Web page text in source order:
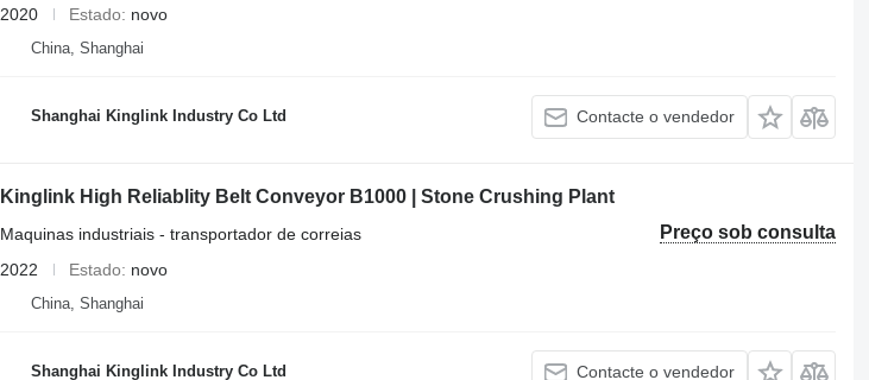
2020
Estado novo
China, Shanghai
Shanghai Kinglink Industry Co Ltd Contacte o vendedor
Kinglink High Reliablity Belt Conveyor B1000 | Stone Crushing Plant
Preço sob consulta
Maquinas industriais - transportador de correias
2022
Estado novo
China, Shanghai
Shanghai Kinglink Industry Co Ltd Contacte o vendedor